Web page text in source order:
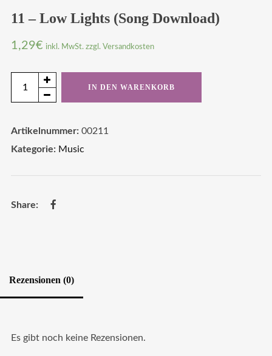
11 – Low Lights (Song Download)
1,29€ inkl. MwSt. zzgl. Versandkosten
Lights
(Song
IN DEN WARENKORB
Artikelnummer: 00211
Kategorie: Music
Rezensionen (0)
Es gibt noch keine Rezensionen.